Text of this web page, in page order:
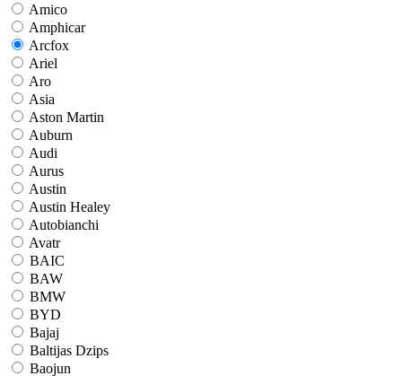
Amico
Amphicar
Arcfox
Ariel
Aro
Asia
Aston Martin
Auburn
Audi
Aurus
Austin
Austin Healey
Autobianchi
Avatr
BAIC
BAW
BMW
BYD
Bajaj
Baltijas Dzips
Baojun